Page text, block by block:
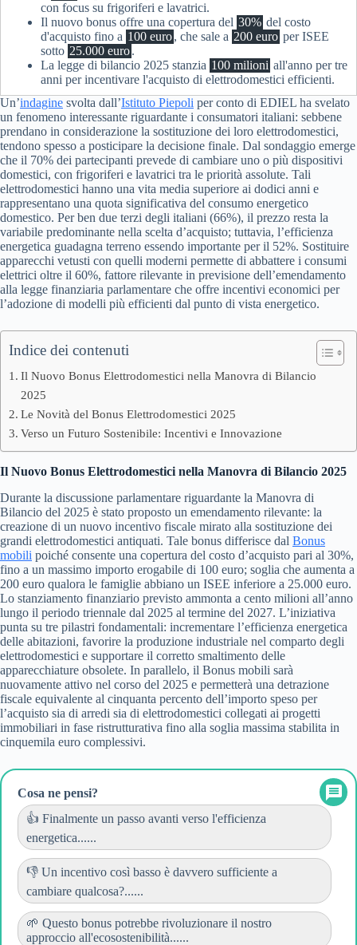
con focus su frigoriferi e lavatrici.
Il nuovo bonus offre una copertura del 30% del costo
d'acquisto fino a 100 euro, che sale a 200 euro per ISEE
sotto 25.000 euro.
La legge di bilancio 2025 stanzia 100 milioni all'anno per tre
anni per incentivare l'acquisto di elettrodomestici efficienti.
Un’indagine svolta dall’Istituto Piepoli per conto di EDIEL ha svelato
un fenomeno interessante riguardante i consumatori italiani: sebbene
prendano in considerazione la sostituzione dei loro elettrodomestici,
tendono spesso a posticipare la decisione finale. Dal sondaggio emerge
che il 70% dei partecipanti prevede di cambiare uno o più dispositivi
domestici, con frigoriferi e lavatrici tra le priorità assolute. Tali
elettrodomestici hanno una vita media superiore ai dodici anni e
rappresentano una quota significativa del consumo energetico
domestico. Per ben due terzi degli italiani (66%), il prezzo resta la
variabile predominante nella scelta d’acquisto; tuttavia, l’efficienza
energetica guadagna terreno essendo importante per il 52%. Sostituire
apparecchi vetusti con quelli moderni permette di abbattere i consumi
elettrici oltre il 60%, fattore rilevante in previsione dell’emendamento
alla legge finanziaria parlamentare che offre incentivi economici per
l’adozione di modelli più efficienti dal punto di vista energetico.
Indice dei contenuti
Il Nuovo Bonus Elettrodomestici nella Manovra di Bilancio
2025
Le Novità del Bonus Elettrodomestici 2025
Verso un Futuro Sostenibile: Incentivi e Innovazione
Il Nuovo Bonus Elettrodomestici nella Manovra di Bilancio 2025
Durante la discussione parlamentare riguardante la Manovra di
Bilancio del 2025 è stato proposto un emendamento rilevante: la
creazione di un nuovo incentivo fiscale mirato alla sostituzione dei
grandi elettrodomestici antiquati. Tale bonus differisce dal Bonus
mobili poiché consente una copertura del costo d’acquisto pari al 30%,
fino a un massimo importo erogabile di 100 euro; soglia che aumenta a
200 euro qualora le famiglie abbiano un ISEE inferiore a 25.000 euro.
Lo stanziamento finanziario previsto ammonta a cento milioni all’anno
lungo il periodo triennale dal 2025 al termine del 2027. L’iniziativa
punta su tre pilastri fondamentali: incrementare l’efficienza energetica
delle abitazioni, favorire la produzione industriale nel comparto degli
elettrodomestici e supportare il corretto smaltimento delle
apparecchiature obsolete. In parallelo, il Bonus mobili sarà
nuovamente attivo nel corso del 2025 e permetterà una detrazione
fiscale equivalente al cinquanta percento dell’importo speso per
l’acquisto sia di arredi sia di elettrodomestici collegati ai progetti
immobiliari in fase ristrutturativa fino alla soglia massima stabilita in
cinquemila euro complessivi.
Cosa ne pensi?
👍 Finalmente un passo avanti verso l'efficienza
energetica......
👎 Un incentivo così basso è davvero sufficiente a
cambiare qualcosa?......
🌱 Questo bonus potrebbe rivoluzionare il nostro
approccio all'ecosostenibilità......